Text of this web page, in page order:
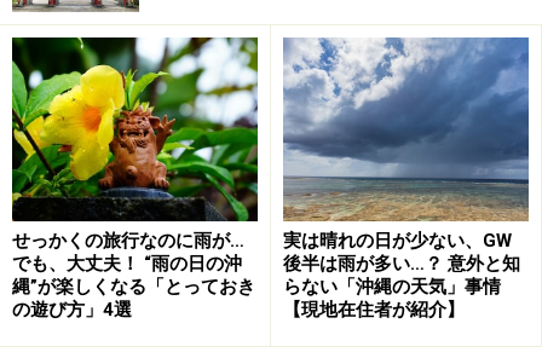
かりゆしウエアは仕事着以外でも大活躍
ウエディングシーンでかりゆしウエアを着用する人も増えて
いる （C）OCVB
沖縄では、冠婚葬祭でもかりゆしウエアを着ることがで
せっかくの旅行なのに雨が…
でも、大丈夫！ “雨の日の沖
縄”が楽しくなる「とっておき
の遊び方」4選
実は晴れの日が少ない、GW
後半は雨が多い…？ 意外と知
らない「沖縄の天気」事情
【現地在住者が紹介】